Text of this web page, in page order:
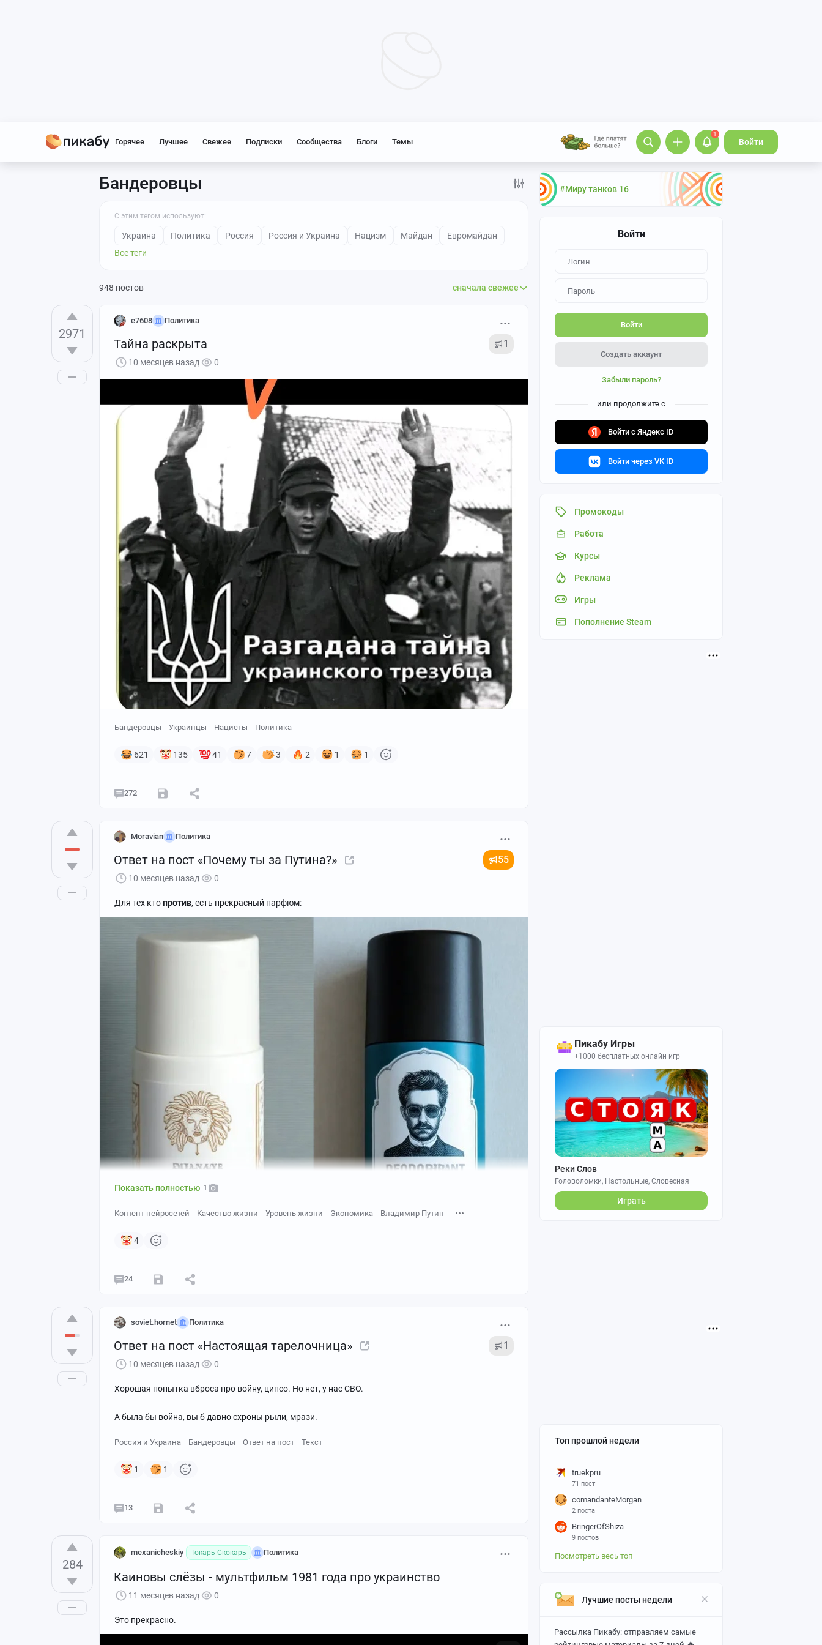
Горячее Лучшее Свежее Подписки Сообщества Блоги Темы
1
Войти
#Миру танков 16
Войти
Войти
Создать аккаунт
Забыли пароль?
или продолжите с
Войти с Яндекс ID
Войти через VK ID
Промокоды
Работа
Курсы
Реклама
Игры
Пополнение Steam
Пикабу Игры
+1000 бесплатных онлайн игр
Реки Слов
Головоломки, Настольные, Словесная
Играть
Топ прошлой недели
truekpru
71 пост
comandanteMorgan
2 поста
BringerOfShiza
9 постов
Посмотреть весь топ
Лучшие посты недели
Рассылка Пикабу: отправляем самые
Бандеровцы
С этим тегом используют:
Украина Политика Россия Россия и Украина Нацизм Майдан
Евромайдан
Все теги
948 постов сначала свежее
2971
e7608 Политика
Тайна раскрыта 1
10 месяцев назад 0
Бандеровцы Украинцы Нацисты Политика
621 135 41 7 3 2 1 1
272
Moravian Политика
Ответ на пост «Почему ты за Путина?» 55
10 месяцев назад 0
Для тех ктопротив, есть прекрасный парфюм:
Женская и мужская лимитированная серия для тех, кто придерживается радикальных взглядов.
Впервые изобретен в 1957-1959 годах. Парфюм с давней историей, проверенный временем.
Показать полностью 1
Контент нейросетей Качество жизни Уровень жизни Экономика Владимир Путин
4
24
soviet.hornet Политика
Ответ на пост «Настоящая тарелочница» 1
10 месяцев назад 0
Хорошая попытка вброса про войну, ципсо. Но нет, у нас СВО.
А была бы война, вы б давно схроны рыли, мрази.
Россия и Украина Бандеровцы Ответ на пост Текст
1 1
13
284
mexanicheskiy Токарь Скокарь Политика
Каиновы слёзы - мультфильм 1981 года про украинство
11 месяцев назад 0
Это прекрасно.